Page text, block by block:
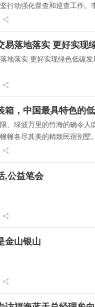
行动强化督查和巡查工作
的攻坚战，也是一场推进
易落地落实 更好实现
地落实 更好实现绿色低碳发
箱，中国最具特色的
、绿波万里的竹海的确令
幢各尽其美的精致民宿别
活方式。
,公益笔会
金山银山